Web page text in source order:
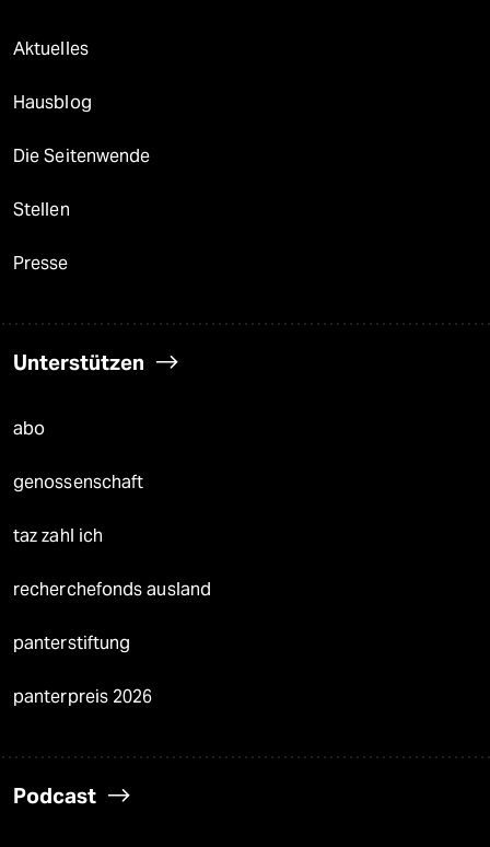
Aktuelles
Hausblog
Die Seitenwende
Stellen
Presse
Unterstützen
abo
genossenschaft
taz zahl ich
recherchefonds ausland
panterstiftung
panterpreis 2026
Podcast